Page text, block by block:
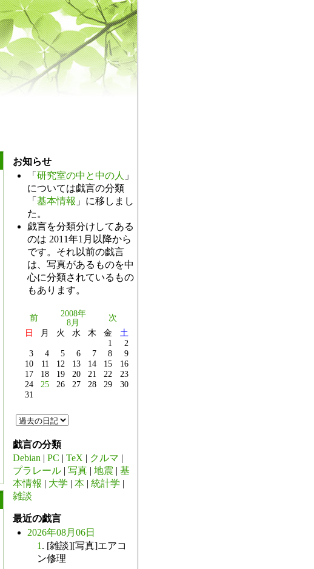
お知らせ
「 研究室の中と中の人 」
については戯言の分類
「 基本情報 」に移しまし
た。
戯言を分類分けしてある
のは 2011年1月以降から
です。それ以前の戯言
は、写真があるものを中
心に分類されているもの
もあります。
前
2008年
8月
次
日
月 火 水 木 金
土
1
2
3
4 5 6 7 8
9
10
11 12 13 14 15
16
17
18 19 20 21 22
23
24
25 26 27 28 29
30
31
戯言の分類
Debian | PC | TeX | クルマ |
プラレール | 写真 | 地震 | 基
本情報 | 大学 | 本 | 統計学 |
雑談
最近の戯言
2026年08月06日
1 . [雑談][写真]エアコ
ン修理